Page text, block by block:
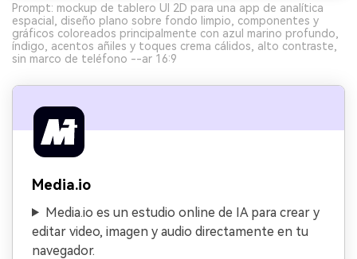
Prompt: mockup de tablero UI 2D para una app de analítica
espacial, diseño plano sobre fondo limpio, componentes y
gráficos coloreados principalmente con azul marino profundo,
índigo, acentos añiles y toques crema cálidos, alto contraste,
sin marco de teléfono --ar 16:9
Media.io
Media.io es un estudio online de IA para crear y
editar video, imagen y audio directamente en tu
navegador.